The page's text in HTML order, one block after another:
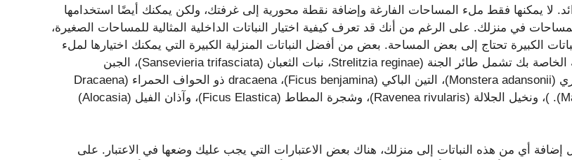
لا يمكنها فقط ملء المساحات الفارغة وإضافة نقطة محورية إلى غرفتك، ولكن يمكنك أيضًا استخدامها
في منزلك. على الرغم من أنك قد تعرف كيفية اختيار النباتات الداخلية المثالية للمساحات الصغيرة،
الكبيرة تحتاج إلى بعض المساحة. بعض من أفضل النباتات المنزلية الكبيرة التي يمكنك اختيارها لملء
المساحة الخاصة بك تشمل طائر الجنة (Strelitzia reginae، نبات الثعبان (Sansevieria trifasciata)، الجبن
السويسري (Monstera adansonii)، التين الباكي (Ficus benjamina)، dracaena ذو الحواف الحمراء (Dracaena
Marginata). )، ونخيل الجلالة (Ravenea rivularis)، وشجرة المطاط (Ficus Elastica)، وآذان الفيل (Alocasia)
إضافة أي من هذه النباتات إلى منزلك، هناك بعض الاعتبارات التي يجب عليك وضعها في الاعتبار. على